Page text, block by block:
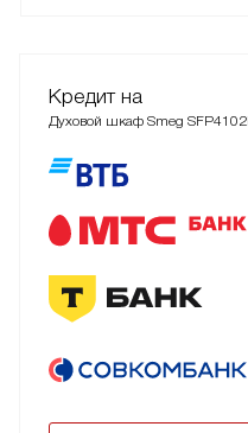
Кредит на
Духовой шкаф Smeg